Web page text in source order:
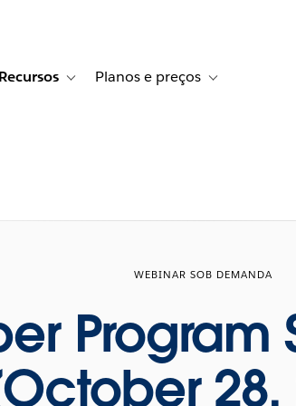
Histórias de clientes
sub-navigation for Soluções
Recursos Toggle sub-navigation for Recursos
Planos e preços Toggle sub-
WEBINAR SOB DEMANDA
Program
28,